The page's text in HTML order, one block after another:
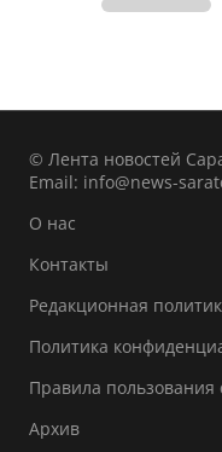
© Лента новостей
Email: info@news-
О нас
Контакты
Редакционная
Политика
Правила пользования
Архив